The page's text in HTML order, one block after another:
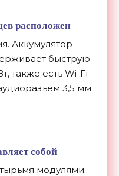
расположен
Аккумулятор
быструю
также есть Wi-Fi
3,5 мм
собой
модулями: